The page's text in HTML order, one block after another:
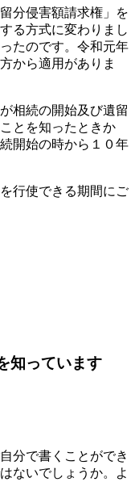
分侵害額請求権」を
る方式に変わりまし
たのです。令和元年
から適用がありま
相続の開始及び遺留
とを知ったときか
開始の時から１０年
行使できる期間にご
知っています
分で書くことができ
ないでしょうか。よ